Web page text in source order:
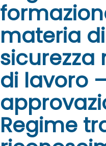
materia
sicurezza
di lavoro
Regime